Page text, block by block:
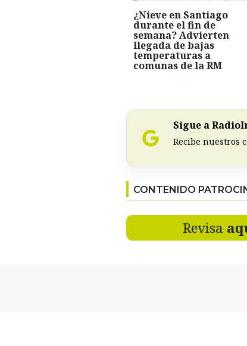
¿Nieve en Santiago
durante el fin de
semana? Advierten
llegada de bajas
temperaturas a
comunas de la RM
Sigue a
Recibe nuestros
CONTENIDO
Revisa